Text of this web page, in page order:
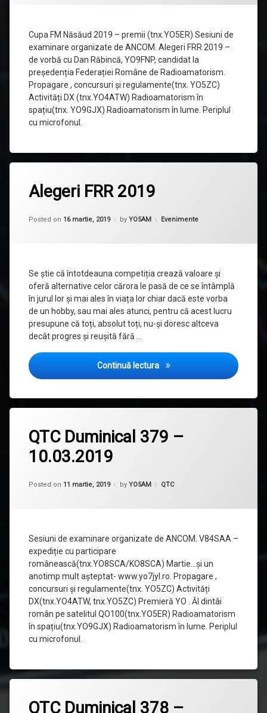
Cupa FM Năsăud 2019 – premii (tnx.YO5ER) Sesiuni de
examinare organizate de ANCOM. Alegeri FRR 2019 –
de vorbă cu Dan Răbincă, YO9FNP, candidat la
președenția Federației Române de Radioamatorism.
Propagare , concursuri și regulamente(tnx. YO5ZC)
Activități DX (tnx.YO4ATW) Radioamatorism în
spațiu(tnx. YO9GJX) Radioamatorism în lume. Periplul
cu microfonul.
Alegeri FRR 2019
Posted on 16 martie, 2019
Updated on 19 martie, 2019
by YO5AM Categorii:
Evenimente
Se știe că întotdeauna competiția crează valoare și
oferă alternative celor cărora le pasă de ce se întâmplă
în jurul lor și mai ales în viața lor chiar dacă este vorba
de un hobby, sau mai ales atunci, pentru că acest lucru
presupune că toți, absolut toți, nu-și doresc altceva
decât progres și reușită fără …
Continuă lectura Alegeri FRR 2019
un
comentariu
Alegeri
QTC Duminical 379 –
10.03.2019
Posted on 11 martie, 2019 by YO5AM Categorii:
QTC
Sesiuni de examinare organizate de ANCOM. V84SAA –
expediție cu participare
românească(tnx.YO8SCA/KO8SCA) Martie…și un
anotimp mult așteptat- www.yo7jyl.ro. Propagare ,
concursuri și regulamente(tnx. YO5ZC) Activități
DX(tnx.YO4ATW, tnx.YO5ZC) Premieră YO . Ăl dintâi
român pe satelitul QO100(tnx.YO5ER) Radioamatorism
în spațiu(tnx.YO9GJX) Radioamatorism în lume. Periplul
cu microfonul.
un
comentariu
la
QTC
379
QTC Duminical 378 –
un